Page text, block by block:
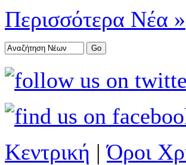
Περισσότερα Νέα »
Κεντρική |Όροι